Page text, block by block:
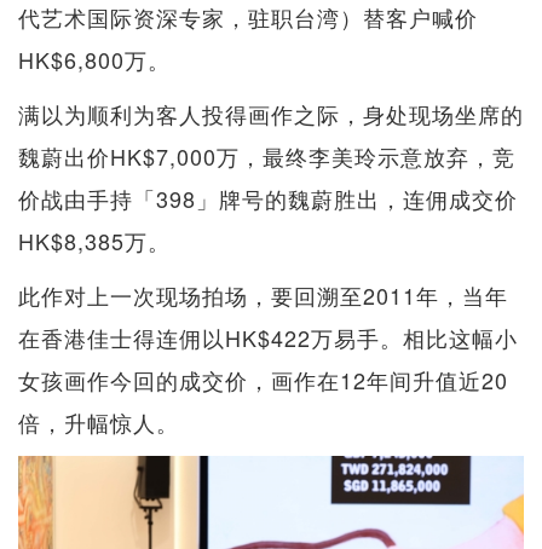
代艺术国际资深专家，驻职台湾）替客户喊价
HK$6,800万。
满以为顺利为客人投得画作之际，身处现场坐席的
魏蔚出价HK$7,000万，最终李美玲示意放弃，竞
价战由手持「398」牌号的魏蔚胜出，连佣成交价
HK$8,385万。
此作对上一次现场拍场，要回溯至2011年，当年
在香港佳士得连佣以HK$422万易手。相比这幅小
女孩画作今回的成交价，画作在12年间升值近20
倍，升幅惊人。